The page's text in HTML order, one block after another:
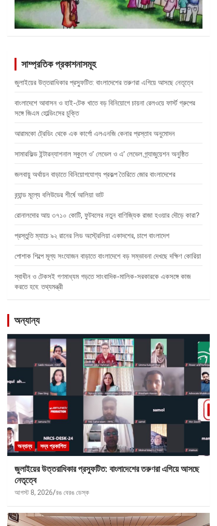
সাম্প্রতিক প্রকাশনাসমূহ
জুলাইয়ের উত্তরাধিকার প্রস্ফুটিত: বাংলাদেশের তরুণরা এগিয়ে আসছে নেতৃত্বে
বাংলাদেশে আবাসন ও হাই-টেক খাতে বড় বিনিয়োগে চায়না রেলওয়ে ফার্স্ট গ্রুপের
সঙ্গে জিএম হোল্ডিংসের চুক্তি
আরামকো ট্রেডিং থেকে এক কার্গো এলএনজি কেনার প্রস্তাব অনুমোদন
সামারফিল্ড ইন্টারন্যাশনাল স্কুলে ও’ লেভেল ও এ’ লেভেল গ্র্যাজুয়েশন অনুষ্ঠিত
জলবায়ু অর্থায়ন বাড়াতে বিনিয়োগযোগ্য প্রকল্প তৈরিতে জোর বাংলাদেশের
ব্র্যান্ড মূল্যে বলিউডের শীর্ষে আলিয়া ভাট
রোনালদোর আয় ৩৭১০ কোটি, ফুটবলের নতুন বাণিজ্যিক রাজা হওয়ার দৌড়ে কারা?
প্রস্তুতি ম্যাচে ৯২ রানের লিড অস্ট্রেলিয়া একাদশের, চাপে বাংলাদেশ
পোশাক শিল্পে মূল্য সংযোজন বাড়াতে বাংলাদেশে বড় সম্ভাবনা দেখছে দক্ষিণ কোরিয়া
স্বাধীন ও টেকসই গণমাধ্যম গড়তে সাংবাদিক-মালিক-সরকারকে একসঙ্গে কাজ
করতে হবে: তথ্যমন্ত্রী
অন্যান্য
অন্যান্য সদ্য প্রকাশিত
জুলাইয়ের উত্তরাধিকার প্রস্ফুটিত: বাংলাদেশের তরুণরা এগিয়ে আসছে
নেতৃত্বে
আগস্ট 8, 2026 রঙ বেরঙ ডেস্ক